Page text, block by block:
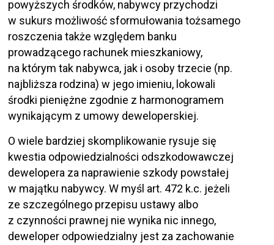
powyższych środków, nabywcy przychodzi
w sukurs możliwość sformułowania tożsamego
roszczenia także względem banku
prowadzącego rachunek mieszkaniowy,
na którym tak nabywca, jak i osoby trzecie (np.
najbliższa rodzina) w jego imieniu, lokowali
środki pieniężne zgodnie z harmonogramem
wynikającym z umowy deweloperskiej.
O wiele bardziej skomplikowanie rysuje się
kwestia odpowiedzialności odszkodowawczej
dewelopera za naprawienie szkody powstałej
w majątku nabywcy. W myśl art. 472 k.c. jeżeli
ze szczególnego przepisu ustawy albo
z czynności prawnej nie wynika nic innego,
deweloper odpowiedzialny jest za zachowanie